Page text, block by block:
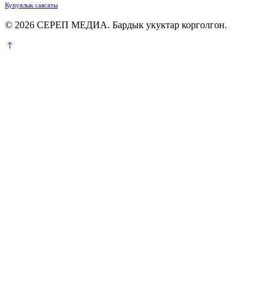
Купуялык саясаты
© 2026 СЕРЕП МЕДИА. Бардык укуктар корголгон.